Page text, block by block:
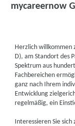
mycareernow
Herzlich
D), am Standort des
Spektrum aus
Fachbereichen
ganz nach Ihrem
Entwicklung
regelmäßig, ein
Interessieren Sie